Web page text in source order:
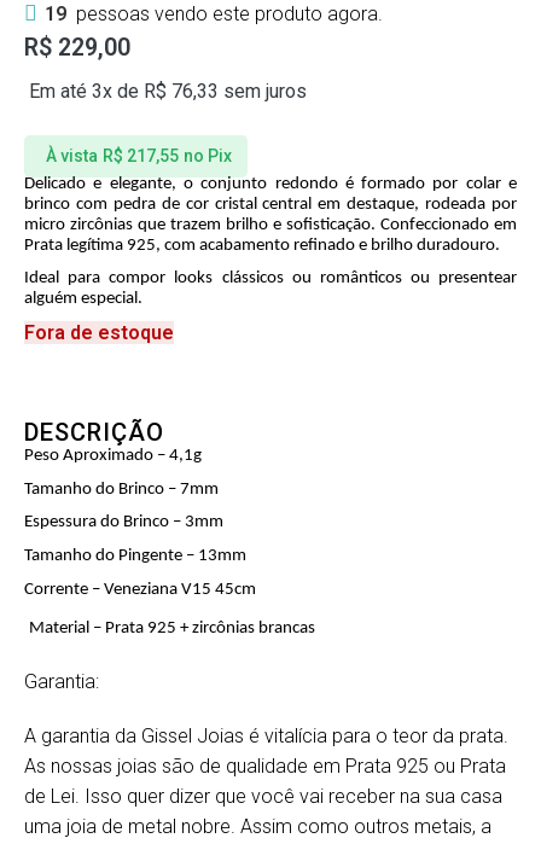
19 pessoas vendo este produto agora.
R$ 229,00
Em até 3x de R$ 76,33 sem juros
À vista R$ 217,55 no Pix
Delicado e elegante, o conjunto redondo é formado por colar e
brinco com pedra de cor cristal central em destaque, rodeada por
micro zircônias que trazem brilho e sofisticação. Confeccionado em
Prata legítima 925, com acabamento refinado e brilho duradouro.
Ideal para compor looks clássicos ou românticos ou presentear
alguém especial.
Fora de estoque
DESCRIÇÃO
Peso Aproximado – 4,1g
Tamanho do Brinco – 7mm
Espessura do Brinco – 3mm
Tamanho do Pingente – 13mm
Corrente – Veneziana V15 45cm
Material – Prata 925 + zircônias brancas
Garantia:
A garantia da Gissel Joias é vitalícia para o teor da prata.
As nossas joias são de qualidade em Prata 925 ou Prata
de Lei. Isso quer dizer que você vai receber na sua casa
uma joia de metal nobre. Assim como outros metais, a